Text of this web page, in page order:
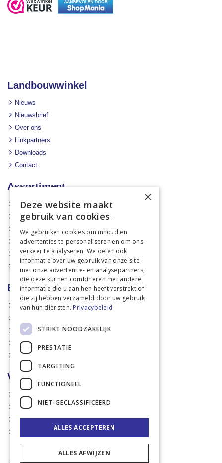
Landbouwwinkel
Nieuws
Nieuwsbrief
Over ons
Linkpartners
Downloads
Contact
Assortiment
Aanbiedingen
Mechanisatie
Stal & Erf
Weidetechniek
Dierbenodigdheden
Actiefolders
Betalen en verzenden
Hoe bestellen?
Afhaalmogelijkheden
Verzendkosten
Retouren
Voorwaarden
Privacy policy & Cookies
Algemene voorwaarden
Garantie en klachten
×
Deze website maakt
gebruik van cookies.
We gebruiken cookies om inhoud en
advertenties te personaliseren en om ons
verkeer te analyseren. We delen ook
informatie over uw gebruik van onze site
met onze advertentie- en analysepartners,
die deze kunnen combineren met andere
informatie die u aan hen heeft verstrekt of
die zij hebben verzameld door uw gebruik
van hun diensten. Privacybeleid
STRIKT NOODZAKELIJK
PRESTATIE
TARGETING
FUNCTIONEEL
NIET-GECLASSIFICEERD
ALLES ACCEPTEREN
ALLES AFWIJZEN